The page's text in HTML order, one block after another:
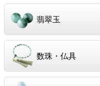
翡翠玉
数珠・仏具